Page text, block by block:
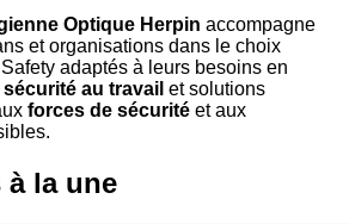
Optique Herpin accompagne
et organisations dans le choix
adaptés à leurs besoins en
sécurité au travail et solutions
forces de sécurité et aux
la une